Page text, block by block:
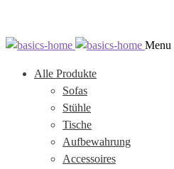
Zur
springen
Zum
springen
Menu
Alle Produkte
Sofas
Stühle
Tische
Aufbewahrung
Accessoires